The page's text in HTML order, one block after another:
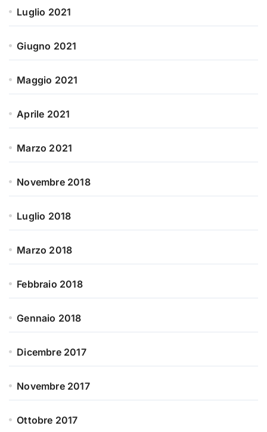
Luglio 2021
Giugno 2021
Maggio 2021
Aprile 2021
Marzo 2021
Novembre 2018
Luglio 2018
Marzo 2018
Febbraio 2018
Gennaio 2018
Dicembre 2017
Novembre 2017
Ottobre 2017